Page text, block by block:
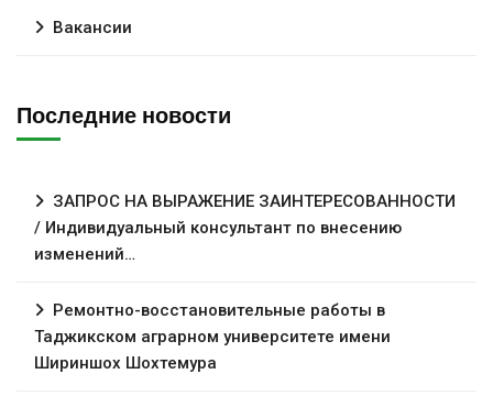
Вакансии
Последние новости
ЗАПРОС НА ВЫРАЖЕНИЕ ЗАИНТЕРЕСОВАННОСТИ
/ Индивидуальный консультант по внесению
изменений…
Ремонтно-восстановительные работы в
Таджикском аграрном университете имени
Шириншох Шохтемура